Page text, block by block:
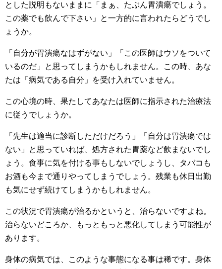
とした説明もないままに「まぁ、たぶん胃潰瘍でしょう。
この薬でも飲んで下さい」と一方的に言われたらどうでし
ょうか。
「自分が胃潰瘍なはずがない」「この医師はウソをついて
いるのだ」と思ってしまうかもしれません。この時、あな
たは「病気である自分」を受け入れていません。
この心境の時、果たしてあなたは医師に指示された治療法
に従うでしょうか。
「先生は適当に診断しただけだろう」「自分は胃潰瘍では
ない」と思っていれば、処方された胃薬など飲まないでし
ょう。食事に気を付ける事もしないでしょうし、タバコも
お酒も今まで通りやってしまうでしょう。残業も休日出勤
も気にせず続けてしまうかもしれません。
この状況で胃潰瘍が治るかというと、治らないですよね。
治らないどころか、もっともっと悪化してしまう可能性が
あります。
身体の病気では、このような事態になる事は稀です。身体